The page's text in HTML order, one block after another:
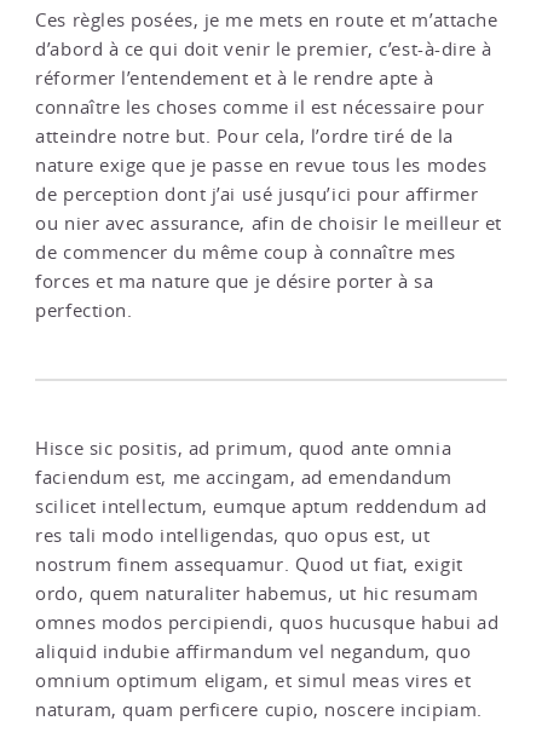
Ces règles posées, je me mets en route et m’attache
d’abord à ce qui doit venir le premier, c’est-à-dire à
réformer l’entendement et à le rendre apte à
connaître les choses comme il est nécessaire pour
atteindre notre but. Pour cela, l’ordre tiré de la
nature exige que je passe en revue tous les modes
de perception dont j’ai usé jusqu’ici pour affirmer
ou nier avec assurance, afin de choisir le meilleur et
de commencer du même coup à connaître mes
forces et ma nature que je désire porter à sa
perfection.
Hisce sic positis, ad primum, quod ante omnia
faciendum est, me accingam, ad emendandum
scilicet intellectum, eumque aptum reddendum ad
res tali modo intelligendas, quo opus est, ut
nostrum finem assequamur. Quod ut fiat, exigit
ordo, quem naturaliter habemus, ut hic resumam
omnes modos percipiendi, quos hucusque habui ad
aliquid indubie affirmandum vel negandum, quo
omnium optimum eligam, et simul meas vires et
naturam, quam perficere cupio, noscere incipiam.